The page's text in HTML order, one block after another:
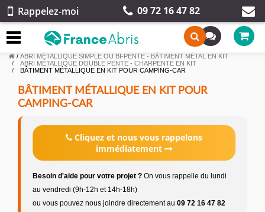
Rappelez-moi 09 72 16 47 82
/ ABRI MÉTALLIQUE SIMPLE OU BI-PENTE - BÂTIMENT MÉTAL EN KIT
ABRI MÉTALLIQUE DOUBLE PENTE - CHARPENTE EN KIT
BÂTIMENT MÉTALLIQUE EN KIT POUR CAMPING-CAR
BÂTIMENT MÉTALLIQUE EN KIT POUR
CAMPING-CAR
Cliquez et nous vous rappelons
immédiatement
Besoin d'aide pour votre projet ? On vous rappelle du lundi
au vendredi (9h-12h et 14h-18h)
ou vous pouvez nous joindre directement au 09 72 16 47 82